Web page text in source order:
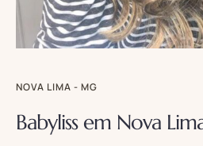
NOVA LIMA - MG
Babyliss em Nova